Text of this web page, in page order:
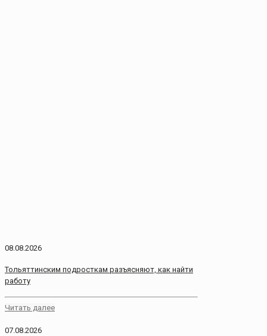
08.08.2026
Тольяттинским подросткам разъясняют, как найти
работу
Читать далее
07.08.2026